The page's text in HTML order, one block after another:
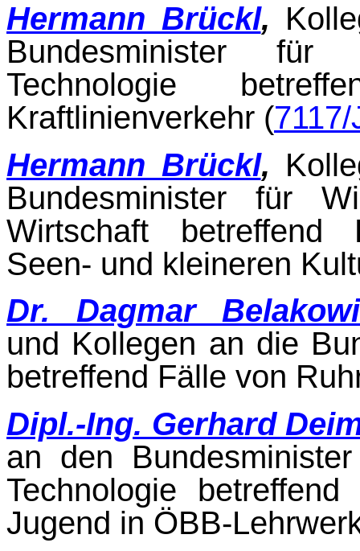
Hermann Brückl,
Bundesminister für
Technologie
Kraftlinienverkehr (7117/
Hermann Brückl,
Bundesminister für
Wirtschaft betreffend
Seen- und kleineren
Dr. Dagmar
und Kollegen an die
betreffend Fälle von
Dipl.-Ing. Gerhard
an den
Technologie
Jugend in ÖBB-